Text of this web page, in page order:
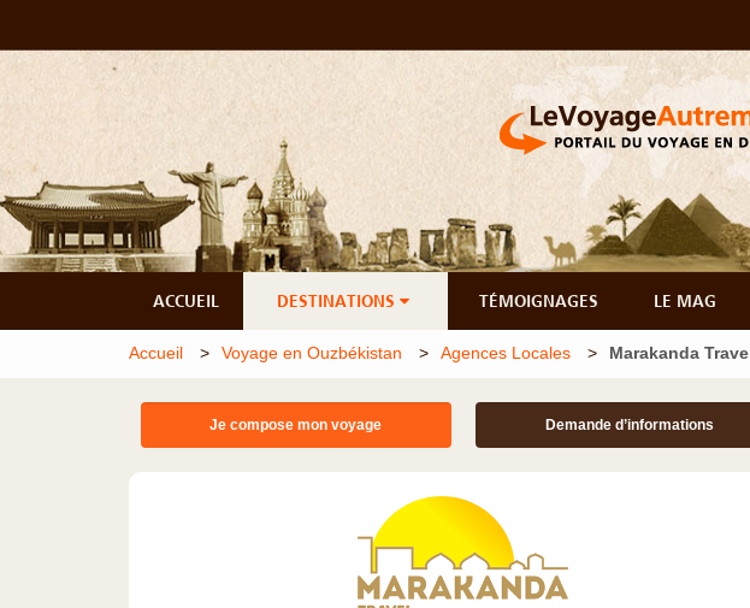
ACCUEIL DESTINATIONS TÉMOIGNAGES LE MAG
Accueil Voyage en Ouzbékistan Agences Locales Marakanda Travel
Je compose mon voyage Demande d’informations